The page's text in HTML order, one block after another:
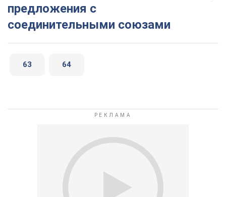
предложения с
соединительными союзами
63 64